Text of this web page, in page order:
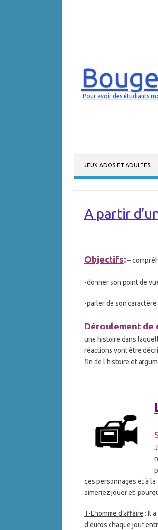
Pour avoir des étudiants
JEUX ADOS ET ADULTES
A partir
Objectifs: –
-donner son point de
-parler de son caractère
Déroulement de
une histoire dans
réactions vont être
fin de l’histoire et
ces personnages et à
aimeriez jouer et
1-L’homme d’affaire : Il
d’euros chaque jour